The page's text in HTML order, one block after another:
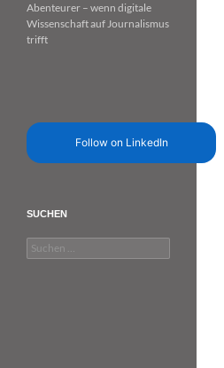
Abenteurer – wenn digitale
Wissenschaft auf Journalismus
trifft
Follow on LinkedIn
SUCHEN
Suchen
nach: